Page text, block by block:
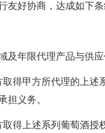
友好协商，达成如下条
年限代理产品与供应
甲方所代理的上述系
担义务。
上述系列葡萄酒授权